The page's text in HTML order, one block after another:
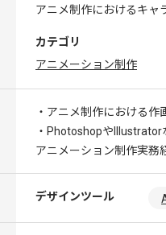
アニメ制作におけるキャ
カテゴリ
アニメーション制作
・アニメ制作における
・Photoshopや
アニメーション制作実務
デザインツール